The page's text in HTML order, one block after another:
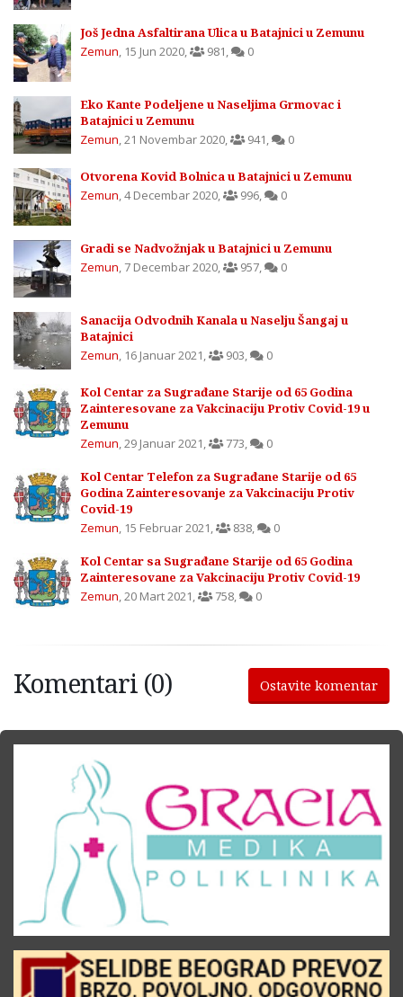
Još Jedna Asfaltirana Ulica u Batajnici u Zemunu
Zemun, 15 Jun 2020, 981, 0
Eko Kante Podeljene u Naseljima Grmovac i
Batajnici u Zemunu
Zemun,21 Novembar 2020, 941, 0
Otvorena Kovid Bolnica u Batajnici u Zemunu
Zemun,4 Decembar 2020, 996, 0
Gradi se Nadvožnjak u Batajnici u Zemunu
Zemun, 7 Decembar 2020, 957, 0
Sanacija Odvodnih Kanala u Naselju Šangaj u
Batajnici
Zemun, 16 Januar 2021, 903, 0
Kol Centar za Sugrađane Starije od 65 Godina
Zainteresovane za Vakcinaciju Protiv Covid-19 u
Zemunu
Zemun,29 Januar 2021, 773, 0
Kol Centar Telefon za Sugrađane Starije od 65
Godina Zainteresovanje za Vakcinaciju Protiv
Covid-19
Zemun, 15 Februar 2021, 838, 0
Kol Centar sa Sugrađane Starije od 65 Godina
Zainteresovane za Vakcinaciju Protiv Covid-19
Zemun,20 Mart 2021, 758, 0
Komentari (0) Ostavite komentar